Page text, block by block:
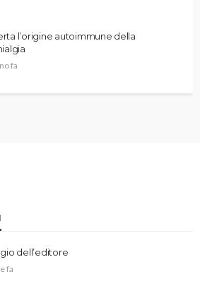
l’origine autoimmune della
fa
dell’editore
fa